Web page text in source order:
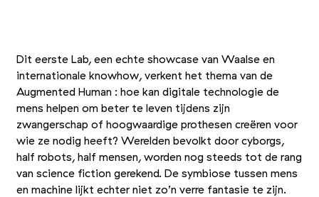
Dit eerste Lab, een echte showcase van Waalse en
internationale knowhow, verkent het thema van de
Augmented Human : hoe kan digitale technologie de
mens helpen om beter te leven tijdens zijn
zwangerschap of hoogwaardige prothesen creëren voor
wie ze nodig heeft? Werelden bevolkt door cyborgs,
half robots, half mensen, worden nog steeds tot de rang
van science fiction gerekend. De symbiose tussen mens
en machine lijkt echter niet zo’n verre fantasie te zijn.